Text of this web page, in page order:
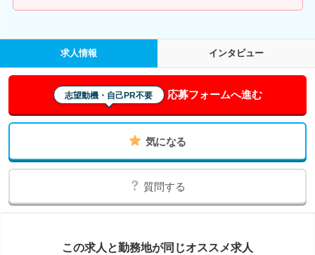
求人情報 インタビュー
志望動機・自己PR不要 応募フォームへ進む
気になる
質問する
この求人と勤務地が同じオススメ求人